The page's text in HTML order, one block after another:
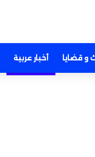
و قضايا أخبار عربية